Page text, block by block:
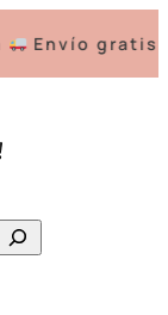
Envío gratis